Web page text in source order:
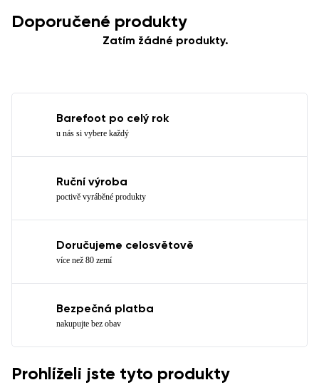
Doporučené produkty
Zatím žádné produkty.
Barefoot po celý rok
u nás si vybere každý
Ruční výroba
poctivě vyráběné produkty
Doručujeme celosvětově
více než 80 zemí
Bezpečná platba
nakupujte bez obav
Prohlíželi jste tyto produkty